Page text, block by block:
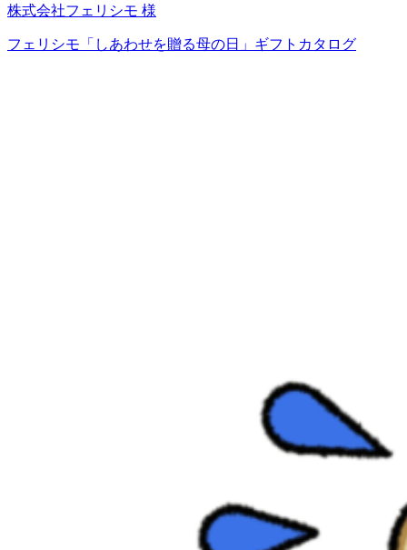
株式会社フェリシモ 様
フェリシモ「しあわせを贈る母の日」ギフトカタログ